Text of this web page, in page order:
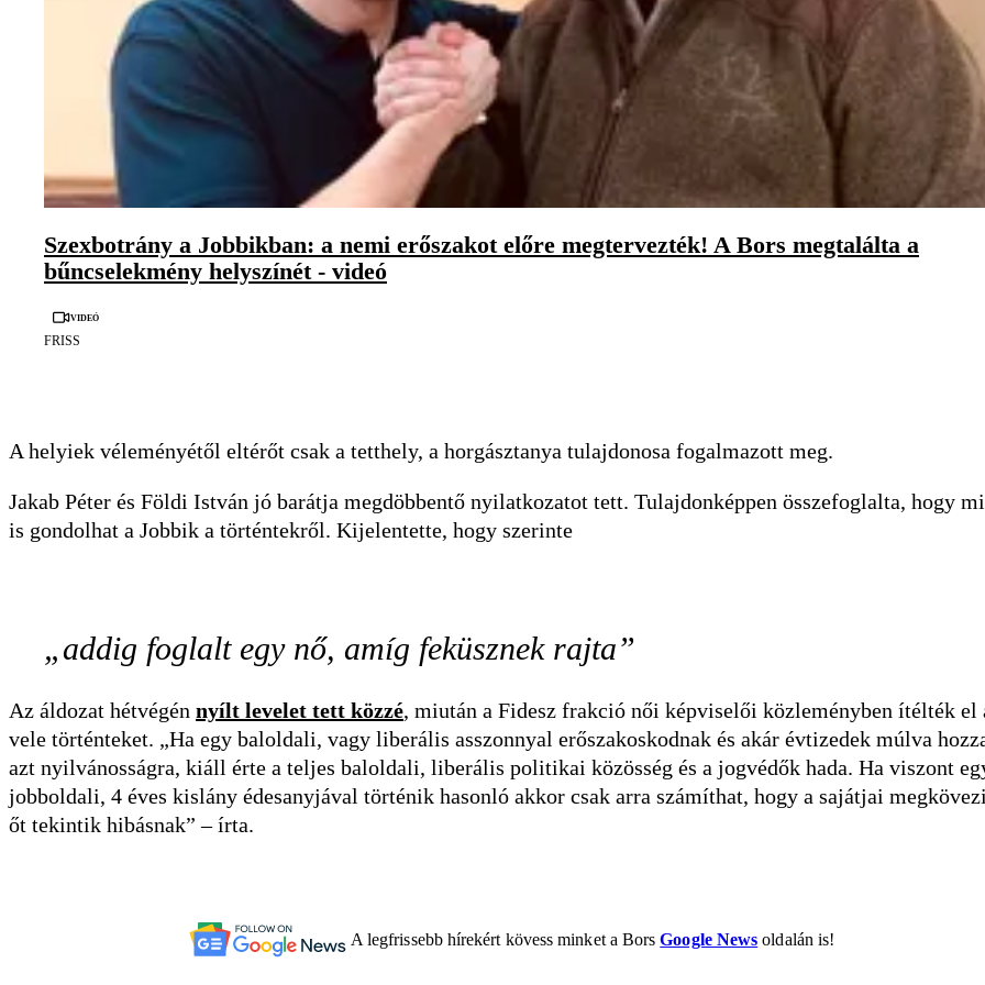
Szexbotrány a Jobbikban: a nemi erőszakot előre megtervezték! A Bors megtalálta a
bűncselekmény helyszínét - videó
Videó
FRISS
A helyiek véleményétől eltérőt csak a tetthely, a horgásztanya tulajdonosa fogalmazott meg.
Jakab Péter és Földi István jó barátja megdöbbentő nyilatkozatot tett. Tulajdonképpen összefoglalta, hogy
is gondolhat a Jobbik a történtekről. Kijelentette, hogy szerinte
„addig foglalt egy nő, amíg feküsznek rajta”
Az áldozat hétvégén nyílt levelet tett közzé, miután a Fidesz frakció női képviselői közleményben ítélték el
vele történteket. „Ha egy baloldali, vagy liberális asszonnyal erőszakoskodnak és akár évtizedek múlva
azt nyilvánosságra, kiáll érte a teljes baloldali, liberális politikai közösség és a jogvédők hada. Ha viszont
jobboldali, 4 éves kislány édesanyjával történik hasonló akkor csak arra számíthat, hogy a sajátjai
őt tekintik hibásnak” – írta.
A legfrissebb hírekért kövess minket a BorsGoogle News oldalán is!